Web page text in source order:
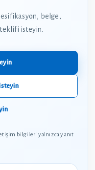
belge,
isteyin.
bilgileri yalnızca yanıt